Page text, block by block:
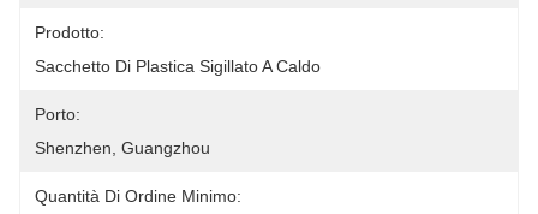
Prodotto:
Sacchetto Di Plastica Sigillato A Caldo
Porto:
Shenzhen, Guangzhou
Quantità Di Ordine Minimo: